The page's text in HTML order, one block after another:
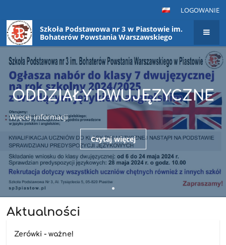
LOGOWANIE
Szkoła Podstawowa nr 3 w Piastowie im.
Bohaterów Powstania Warszawskiego
Strona
główna
ODDZIAŁY DWUJĘZYCZNE
Więcej informacji
Czytaj więcej
Aktualności
Zerówki - ważne!